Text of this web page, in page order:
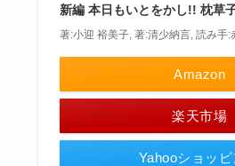
新編 本日もいとをかし!! 枕草
著:小迎 裕美子, 著:清少納言, 読み手:
Amazon
楽天市場
Yahooショッ